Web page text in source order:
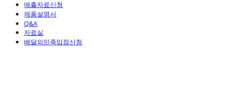
매출자료신청
제품설명서
Q&A
자료실
배달의민족입점신청